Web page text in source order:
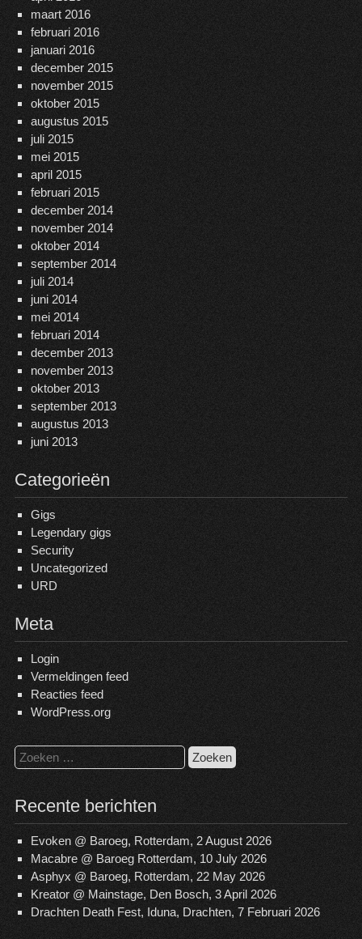
maart 2016
februari 2016
januari 2016
december 2015
november 2015
oktober 2015
augustus 2015
juli 2015
mei 2015
april 2015
februari 2015
december 2014
november 2014
oktober 2014
september 2014
juli 2014
juni 2014
mei 2014
februari 2014
december 2013
november 2013
oktober 2013
september 2013
augustus 2013
juni 2013
Categorieën
Gigs
Legendary gigs
Security
Uncategorized
URD
Meta
Login
Vermeldingen feed
Reacties feed
WordPress.org
Zoeken
naar:
Recente berichten
Evoken @ Baroeg, Rotterdam, 2 August 2026
Macabre @ Baroeg Rotterdam, 10 July 2026
Asphyx @ Baroeg, Rotterdam, 22 May 2026
Kreator @ Mainstage, Den Bosch, 3 April 2026
Drachten Death Fest, Iduna, Drachten, 7 Februari 2026